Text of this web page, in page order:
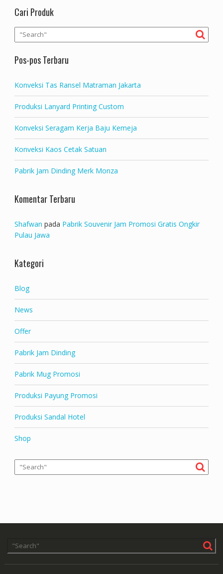
Cari Produk
Pos-pos Terbaru
Konveksi Tas Ransel Matraman Jakarta
Produksi Lanyard Printing Custom
Konveksi Seragam Kerja Baju Kemeja
Konveksi Kaos Cetak Satuan
Pabrik Jam Dinding Merk Monza
Komentar Terbaru
Shafwan pada Pabrik Souvenir Jam Promosi Gratis Ongkir
Pulau Jawa
Kategori
Blog
News
Offer
Pabrik Jam Dinding
Pabrik Mug Promosi
Produksi Payung Promosi
Produksi Sandal Hotel
Shop